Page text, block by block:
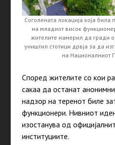
Соголената локација која
на младиот висок
жителите намерил да гради
уништил стотици дрвја за да
на Националниот
Според жителите со кои
сакаа да останат
надзор на теренот биле
функционери. Нивниот
изостанува од
институциите.